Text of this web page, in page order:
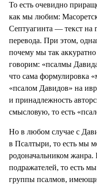
То есть очевидно
как мы любим:
Септуагинта — текст на
перевода. При этом,
почему мы так
говорим: «псалмы
что сама формулировка
«псалом Давидов» на
и принадлежность
смысловую, то есть
Но в любом случае с
в Псалтыри, то есть мы
родоначальником жанра.
подражателей, то есть
группы псалмов,